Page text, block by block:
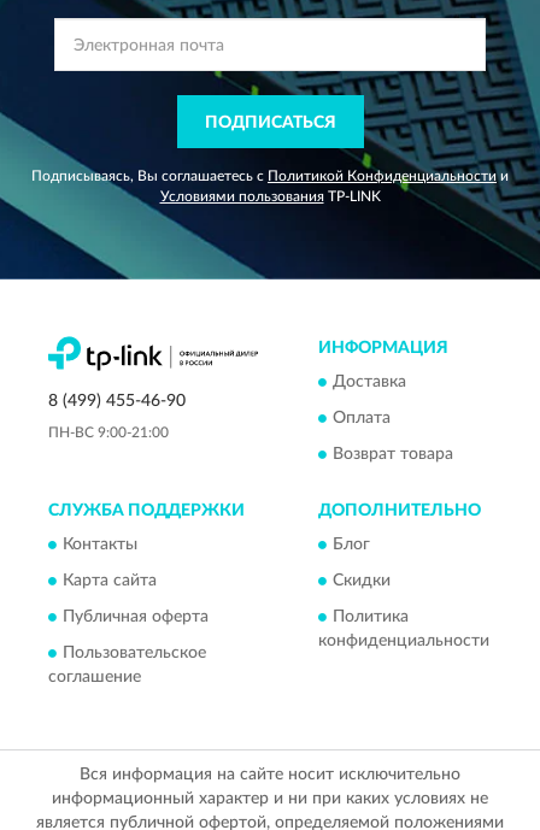
ПОДПИСАТЬСЯ
Подписываясь, Вы соглашаетесь с Политикой Конфиденциальности и
Условиями пользованияTP-LINK
8 (499) 455-46-90
ПН-ВС 9:00-21:00
ИНФОРМАЦИЯ
Доставка
Оплата
Возврат товара
СЛУЖБА ПОДДЕРЖКИ
Контакты
Карта сайта
Публичная оферта
Пользовательское
соглашение
ДОПОЛНИТЕЛЬНО
Блог
Скидки
Политика
конфиденциальности
Вся информация на сайте носит исключительно
информационный характер и ни при каких условиях не
является публичной офертой, определяемой положениями